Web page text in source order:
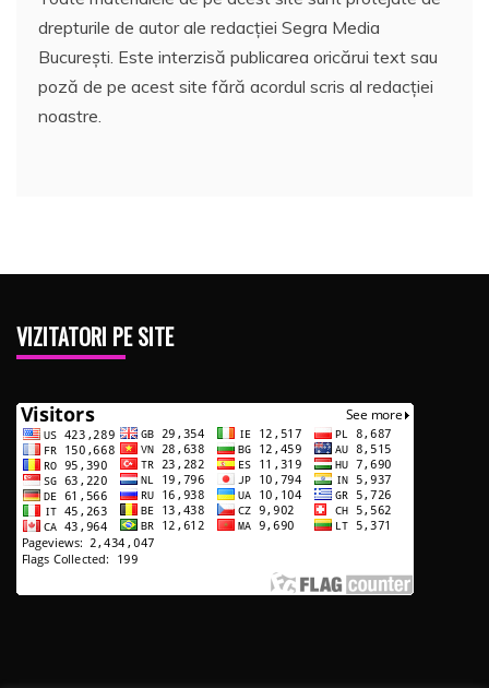
drepturile de autor ale redacției Segra Media
București. Este interzisă publicarea oricărui text sau
poză de pe acest site fără acordul scris al redacției
noastre.
VIZITATORI PE SITE